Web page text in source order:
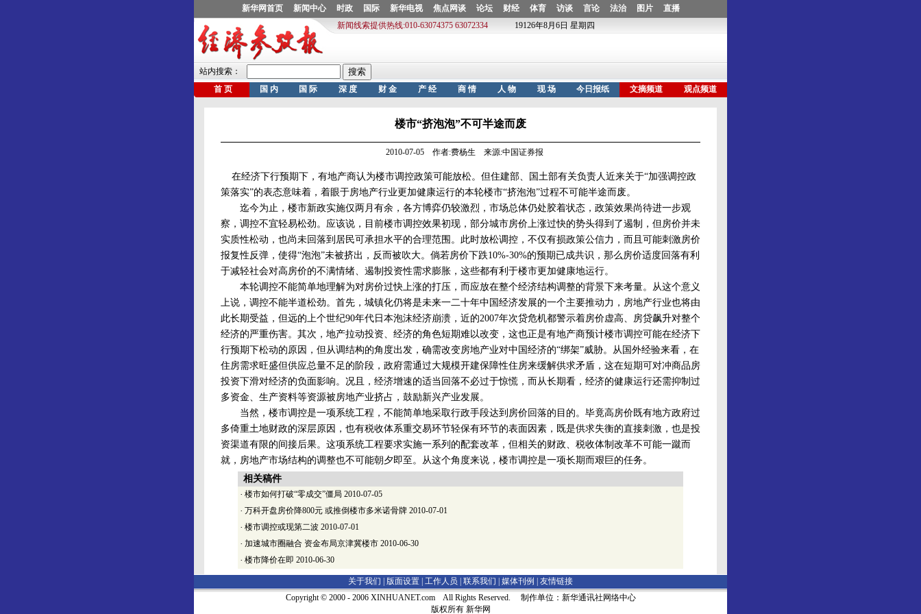
楼市“挤泡泡”不可半途而废
2010-07-05 作者:费杨生 来源:中国证券报
在经济下行预期下，有地产商认为楼市调控政策可能放松。但住建部、国土部有关负责人近来关于“加强调控政
策落实”的表态意味着，着眼于房地产行业更加健康运行的本轮楼市“挤泡泡”过程不可能半途而废。
迄今为止，楼市新政实施仅两月有余，各方博弈仍较激烈，市场总体仍处胶着状态，政策效果尚待进一步观
察，调控不宜轻易松劲。应该说，目前楼市调控效果初现，部分城市房价上涨过快的势头得到了遏制，但房价并未
实质性松动，也尚未回落到居民可承担水平的合理范围。此时放松调控，不仅有损政策公信力，而且可能刺激房价
报复性反弹，使得“泡泡”未被挤出，反而被吹大。倘若房价下跌10%-30%的预期已成共识，那么房价适度回落有利
于减轻社会对高房价的不满情绪、遏制投资性需求膨胀，这些都有利于楼市更加健康地运行。
本轮调控不能简单地理解为对房价过快上涨的打压，而应放在整个经济结构调整的背景下来考量。从这个意义
上说，调控不能半道松劲。首先，城镇化仍将是未来一二十年中国经济发展的一个主要推动力，房地产行业也将由
此长期受益，但远的上个世纪90年代日本泡沫经济崩溃，近的2007年次贷危机都警示着房价虚高、房贷飙升对整个
经济的严重伤害。其次，地产拉动投资、经济的角色短期难以改变，这也正是有地产商预计楼市调控可能在经济下
行预期下松动的原因，但从调结构的角度出发，确需改变房地产业对中国经济的“绑架”威胁。从国外经验来看，在
住房需求旺盛但供应总量不足的阶段，政府需通过大规模开建保障性住房来缓解供求矛盾，这在短期可对冲商品房
投资下滑对经济的负面影响。况且，经济增速的适当回落不必过于惊慌，而从长期看，经济的健康运行还需抑制过
多资金、生产资料等资源被房地产业挤占，鼓励新兴产业发展。
当然，楼市调控是一项系统工程，不能简单地采取行政手段达到房价回落的目的。毕竟高房价既有地方政府过
多倚重土地财政的深层原因，也有税收体系重交易环节轻保有环节的表面因素，既是供求失衡的直接刺激，也是投
资渠道有限的间接后果。这项系统工程要求实施一系列的配套改革，但相关的财政、税收体制改革不可能一蹴而
就，房地产市场结构的调整也不可能朝夕即至。从这个角度来说，楼市调控是一项长期而艰巨的任务。
相关稿件
· 楼市如何打破“零成交”僵局 2010-07-05
· 万科开盘房价降800元 或推倒楼市多米诺骨牌 2010-07-01
· 楼市调控或现第二波 2010-07-01
· 加速城市圈融合 资金布局京津冀楼市 2010-06-30
· 楼市降价在即 2010-06-30
关于我们 | 版面设置 工作人员 联系我们 媒体刊例
友情链接
Copyright © 2000 - 2006 XINHUANET.com All Rights Reserved. 制作单位：新华通讯社网络中心
版权所有 新华网